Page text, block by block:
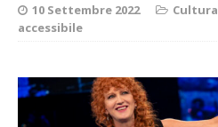
10 Settembre 2022 Cultura
accessibile